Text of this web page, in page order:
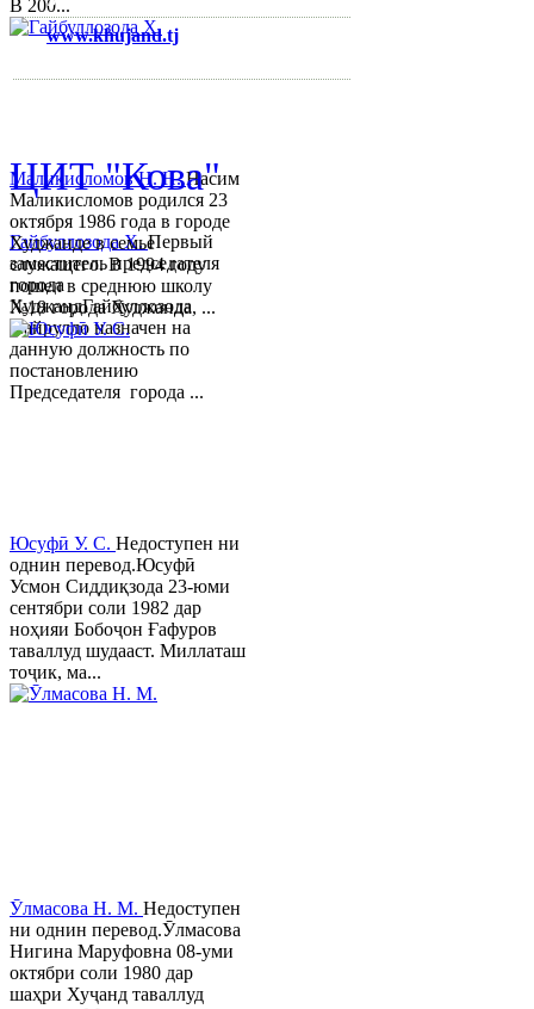
В 200...
Гайбуллозода Х.Первый
заместитель председателя
города
ХуджандГайбуллозода
Хайрулло назначен на
данную должность по
постановлению
Председателя города ...
Маликисломов Н. Н.Насим
Маликисломов родился 23
октября 1986 года в городе
Худжанде в семье
служащего. В 1994 году
пошел в среднюю школу
№18 города Худжанда, ...
Юсуфӣ У. C. Недоступен ни
однин перевод.Юсуфӣ
Усмон Сиддиқзода 23-юми
сентябри соли 1982 дар
ноҳияи Бобоҷон Ғафуров
таваллуд шудааст. Миллаташ
тоҷик, ма...
Ӯлмасова Н. М. Недоступен
ни однин перевод.Ӯлмасова
Нигина Маруфовна 08-уми
октябри соли 1980 дар
шаҳри Хуҷанд таваллуд
www.khujand.tj
ЦИТ "Кова"